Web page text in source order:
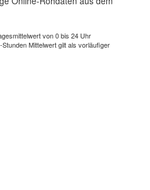
von 0 bis 24 Uhr
Mittelwert gilt als vorläufiger